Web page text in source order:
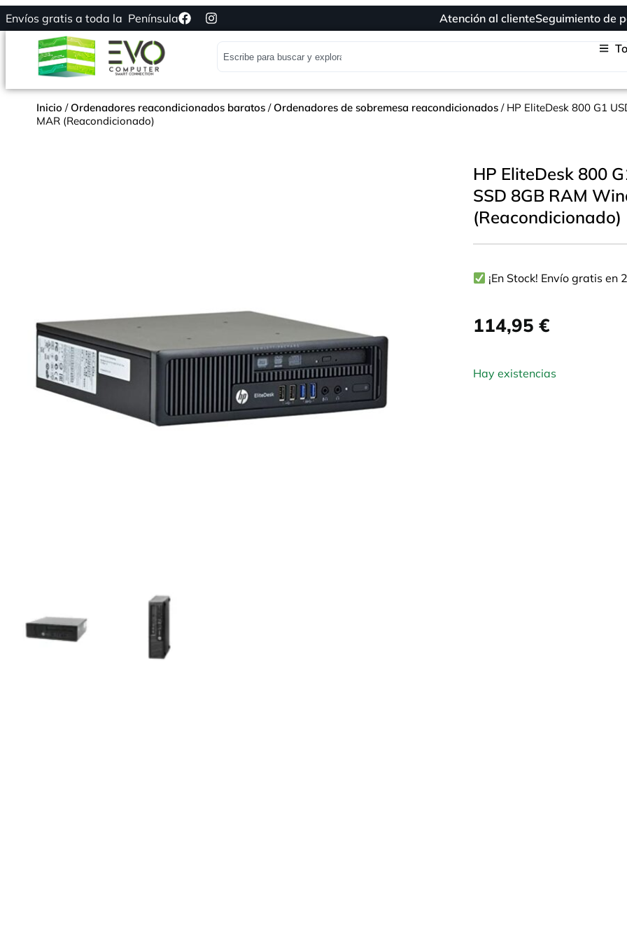
Envíos gratis a toda la Península Atención al clienteSeguimiento de
Inicio /Ordenadores reacondicionados baratos /Ordenadores de sobremesa reacondicionados / HP EliteDesk 800 G1
MAR (Reacondicionado)
HP EliteDesk 800
SSD 8GB RAM
(Reacondicionado)
¡En Stock! Envío gratis en
114,95 €
Hay existencias